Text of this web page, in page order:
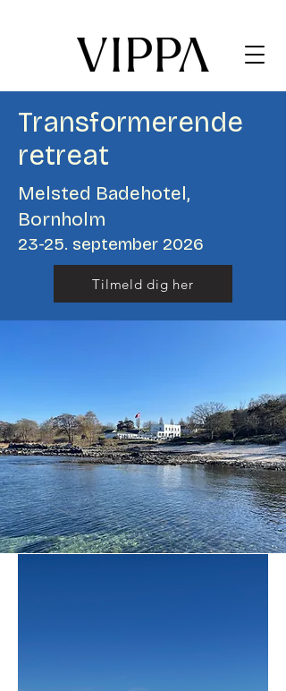
Transformerende
retreat
Melsted Badehotel,
Bornholm
23-25. september 2026
Tilmeld dig her